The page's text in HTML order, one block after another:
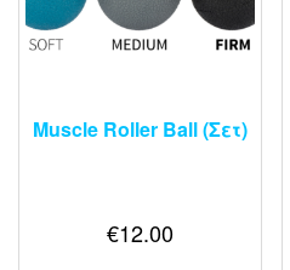
Muscle Roller Ball (Σετ)
€12.00